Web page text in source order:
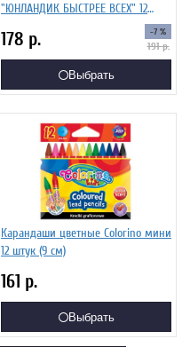
"ЮНЛАНДИК БЫСТРЕЕ ВСЕХ" 12
178 р. -7 %
191р.
Выбрать
Карандаши цветные Colorino мини
12 штук (9 см)
161 р.
Выбрать